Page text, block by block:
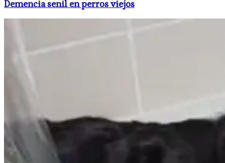
Demencia senil en perros viejos